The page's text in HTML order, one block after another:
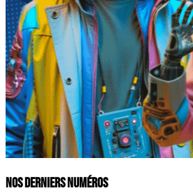
Nos derniers numéros